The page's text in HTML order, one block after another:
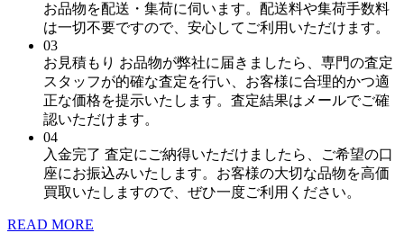
お品物を配送・集荷に伺います。配送料や集荷手数料
は一切不要ですので、安心してご利用いただけます。
03
お見積もり お品物が弊社に届きましたら、専門の査定
スタッフが的確な査定を行い、お客様に合理的かつ適
正な価格を提示いたします。査定結果はメールでご確
認いただけます。
04
入金完了 査定にご納得いただけましたら、ご希望の口
座にお振込みいたします。お客様の大切な品物を高価
買取いたしますので、ぜひ一度ご利用ください。
READ MORE